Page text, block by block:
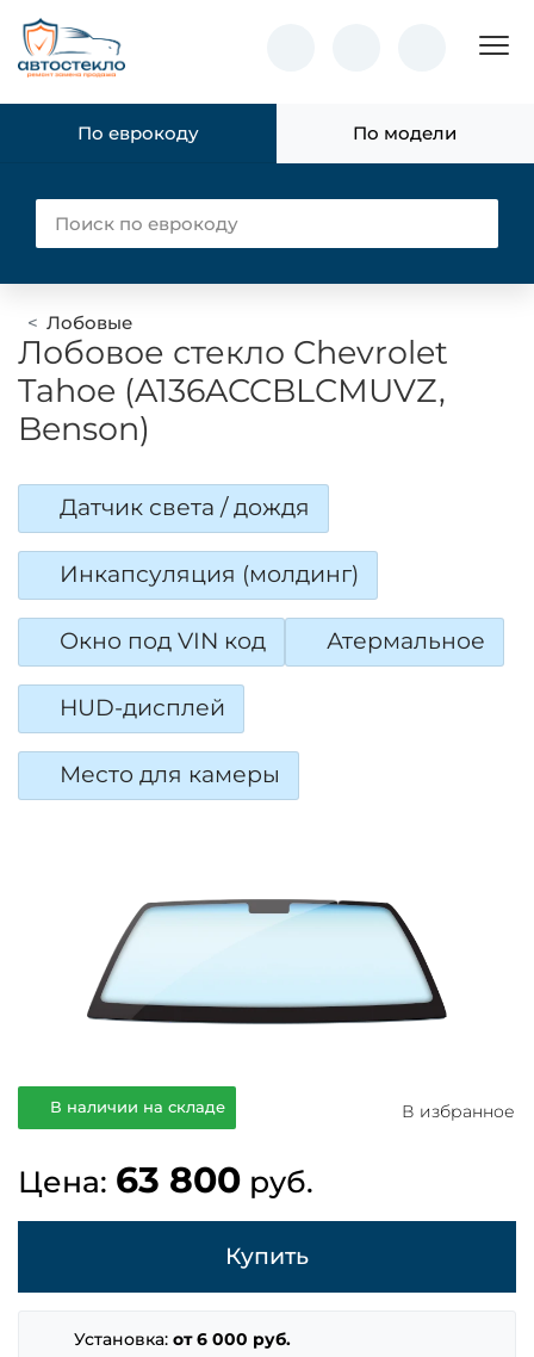
По еврокоду По модели
Лобовые
Лобовое стекло Chevrolet
Tahoe (A136ACCBLCMUVZ,
Benson)
Датчик света / дождя
Инкапсуляция (молдинг)
Окно под VIN код Атермальное
HUD-дисплей
Место для камеры
В наличии на складе В избранное
Цена: 63 800 руб.
Купить
Установка:от 6 000 руб.